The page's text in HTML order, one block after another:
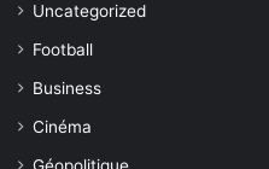
Uncategorized
Football
Business
Cinéma